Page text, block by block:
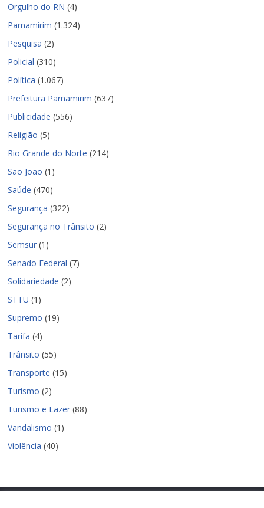
Orgulho do RN (4)
Parnamirim (1.324)
Pesquisa (2)
Policial (310)
Política (1.067)
Prefeitura Parnamirim (637)
Publicidade (556)
Religião (5)
Rio Grande do Norte (214)
São João (1)
Saúde (470)
Segurança (322)
Segurança no Trânsito (2)
Semsur (1)
Senado Federal (7)
Solidariedade (2)
STTU (1)
Supremo (19)
Tarifa (4)
Trânsito (55)
Transporte (15)
Turismo (2)
Turismo e Lazer (88)
Vandalismo (1)
Violência (40)